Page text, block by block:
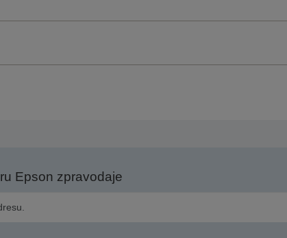
Epson zpravodaje